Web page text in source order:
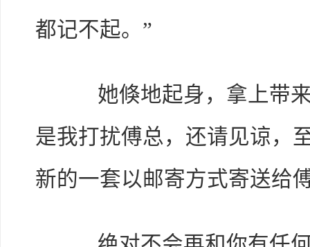
都记不起。”
她倏地起身，拿上带来
是我打扰傅总，还请见谅，
新的一套以邮寄方式寄送给